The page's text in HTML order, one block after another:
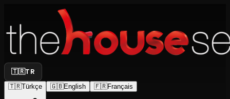
🇹🇷TR
🇹🇷Türkçe 🇬🇧English 🇫🇷Français